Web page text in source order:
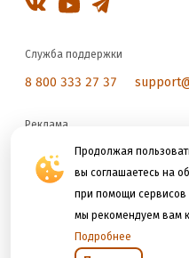
Продолжая
вы соглашаетесь на
при помощи сервисов
мы рекомендуем вам
Подробнее
Служба поддержки
8 800 333 27 37
Реклама
reklama@litres.ru
Мы принимаем к оплате